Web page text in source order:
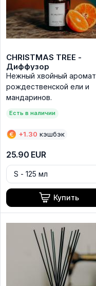
CHRISTMAS TREE -
Диффузор
Нежный хвойный аромат
рождественской ели и
мандаринов.
Есть в наличии
€ +1.30 кэшбэк
25.90 EUR
Купить